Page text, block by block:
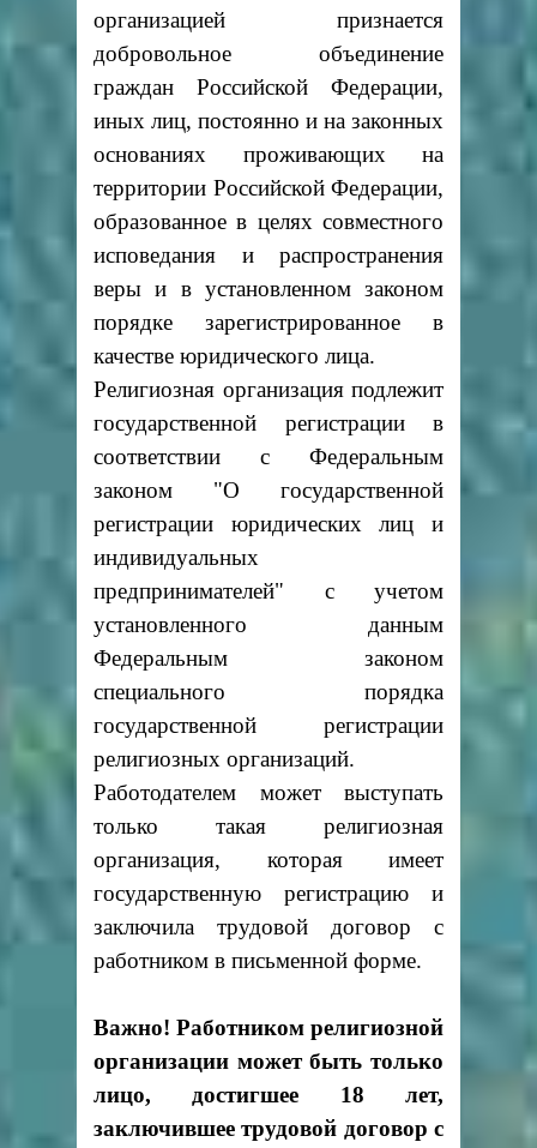
организацией признается
добровольное объединение
граждан Российской Федерации,
иных лиц, постоянно и на законных
основаниях проживающих на
территории Российской Федерации,
образованное в целях совместного
исповедания и распространения
веры и в установленном законом
порядке зарегистрированное в
качестве юридического лица.
Религиозная организация подлежит
государственной регистрации в
соответствии с Федеральным
законом "О государственной
регистрации юридических лиц и
индивидуальных
предпринимателей" с учетом
установленного данным
Федеральным законом
специального порядка
государственной регистрации
религиозных организаций.
Работодателем может выступать
только такая религиозная
организация, которая имеет
государственную регистрацию и
заключила трудовой договор с
работником в письменной форме.
Важно! Работником религиозной
организации может быть только
лицо, достигшее 18 лет,
заключившее трудовой договор с